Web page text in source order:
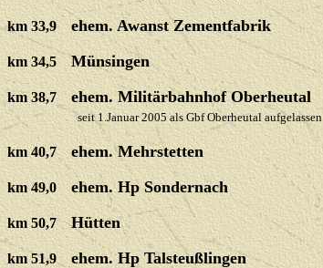
km 33,9ehem. Awanst Zementfabrik
km 34,5Münsingen
km 38,7 ehem. Militärbahnhof Oberheutal
seit 1.Januar 2005 als Gbf Oberheutal aufgelassen
km 40,7ehem. Mehrstetten
km 49,0ehem. Hp Sondernach
km 50,7Hütten
km 51,9 ehem. Hp Talsteußlingen